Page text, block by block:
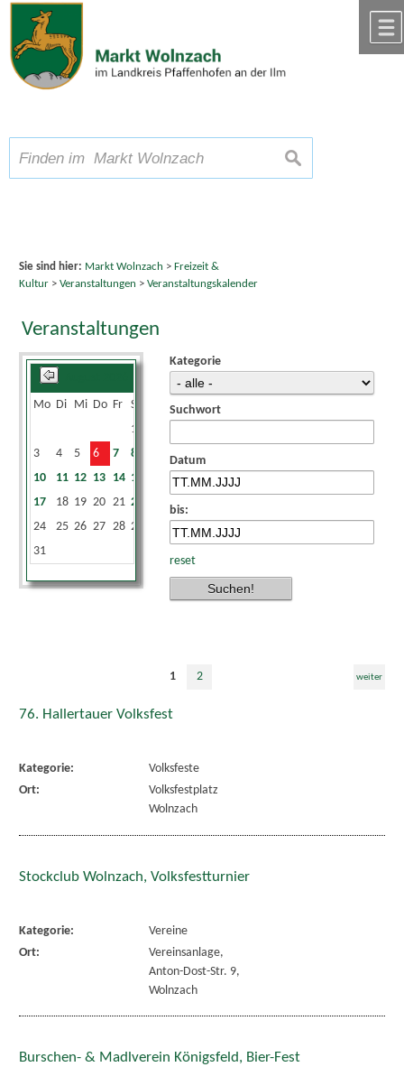
Zum Inhalt,zur Navigation
Schriftgröße A A A suchen
Sie sind hier: Markt Wolnzach > Freizeit &
Kultur> Veranstaltungen > Veranstaltungskalender
Veranstaltungen
Mo Di Mi Do Fr Sa
1
3
4 5 6 7 8
10
11 12 13 14 15
17
18 19 20 21 22
24
25 26 27 28 29
31
Kategorie
Suchwort
Datum
bis:
reset
1 2 weiter
76. Hallertauer Volksfest
Kategorie:
Volksfeste
Ort:
Volksfestplatz
Wolnzach
Stockclub Wolnzach, Volksfestturnier
Kategorie:
Vereine
Ort:
Vereinsanlage,
Anton-Dost-Str. 9,
Wolnzach
Burschen- & Madlverein Königsfeld, Bier-Fest